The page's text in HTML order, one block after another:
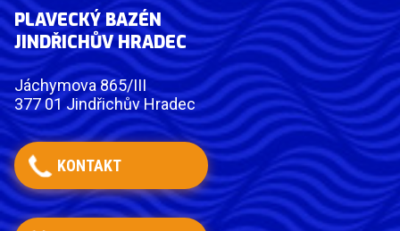
PLAVECKÝ BAZÉN
JINDŘICHŮV HRADEC
Jáchymova 865/III
377 01 Jindřichův Hradec
KONTAKT